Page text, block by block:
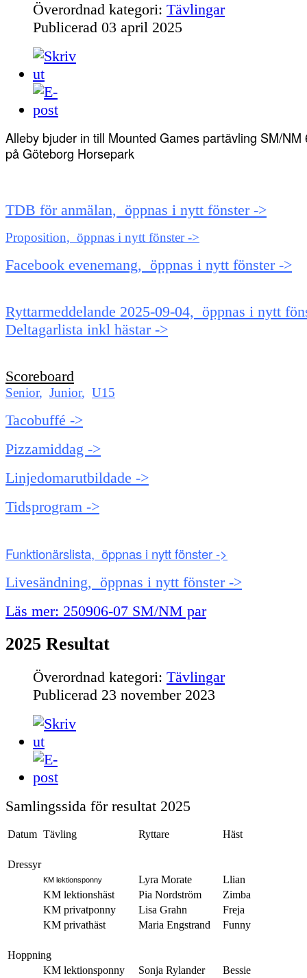
Överordnad kategori: Tävlingar
Publicerad 03 april 2025
Alleby bjuder in till Mounted Games partävling SM/NM
på Göteborg Horsepark
TDB för anmälan, öppnas i nytt fönster ->
Proposition, öppnas i nytt fönster ->
Facebook evenemang, öppnas i nytt fönster ->
Ryttarmeddelande 2025-09-04, öppnas i nytt
Deltagarlista inkl hästar ->
Scoreboard
Senior, Junior, U15
Tacobuffé ->
Pizzamiddag ->
Linjedomarutbildade ->
Tidsprogram ->
Funktionärslista, öppnas i nytt fönster ->
Livesändning, öppnas i nytt fönster ->
Läs mer: 250906-07 SM/NM par
2025 Resultat
Överordnad kategori: Tävlingar
Publicerad 23 november 2023
Samlingssida för resultat 2025
Datum Tävling Ryttare Häst
Dressyr
KM lektionsponny Lyra Morate
Llian
KM lektionshäst
Pia Nordström
Zimba
KM privatponny
Lisa Grahn
Freja
KM privathäst
Maria Engstrand Funny
Hoppning
KM lektionsponny
Sonja Rylander
Bessie